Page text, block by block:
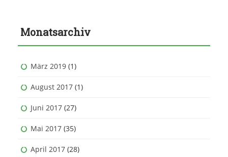
Monatsarchiv
März 2019 (1)
August 2017 (1)
Juni 2017 (27)
Mai 2017 (35)
April 2017 (28)